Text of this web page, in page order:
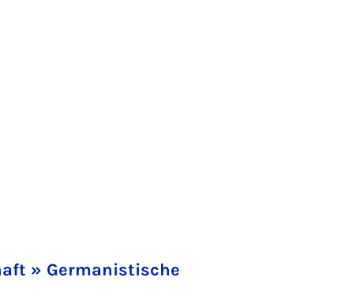
» Germanistische